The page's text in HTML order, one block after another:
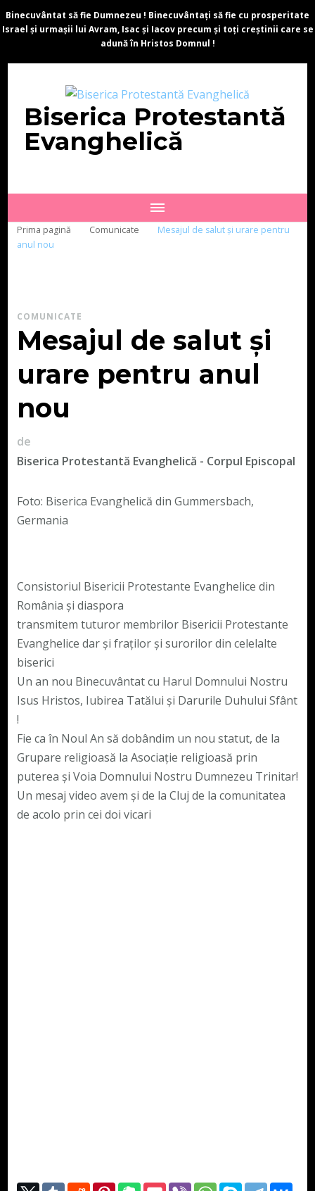
Binecuvântat să fie Dumnezeu ! Binecuvântați să fie cu prosperitate
Israel și urmașii lui Avram, Isac și Iacov precum și toți creștinii care se
adună în Hristos Domnul !
Biserica Protestantă
Evanghelică
Prima pagină Comunicate
Mesajul de salut și urare pentru
anul nou
COMUNICATE
Mesajul de salut și
urare pentru anul
nou
de
Biserica Protestantă Evanghelică - Corpul Episcopal
Foto: Biserica Evanghelică din Gummersbach,
Germania
Consistoriul Bisericii Protestante Evanghelice din
România și diaspora
transmitem tuturor membrilor Bisericii Protestante
Evanghelice dar și fraților și surorilor din celelalte
biserici
Un an nou Binecuvântat cu Harul Domnului Nostru
Isus Hristos, Iubirea Tatălui și Darurile Duhului Sfânt
!
Fie ca în Noul An să dobândim un nou statut, de la
Grupare religioasă la Asociație religioasă prin
puterea și Voia Domnului Nostru Dumnezeu Trinitar!
Un mesaj video avem și de la Cluj de la comunitatea
de acolo prin cei doi vicari